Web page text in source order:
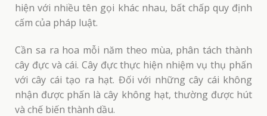
hiện với nhiều tên gọi khác nhau, bất chấp quy định
cấm của pháp luật.
Cần sa ra hoa mỗi năm theo mùa, phân tách thành
cây đực và cái. Cây đực thực hiện nhiệm vụ thụ phấn
với cây cái tạo ra hạt. Đối với những cây cái không
nhận được phấn là cây không hạt, thường được hút
và chế biến thành dầu.